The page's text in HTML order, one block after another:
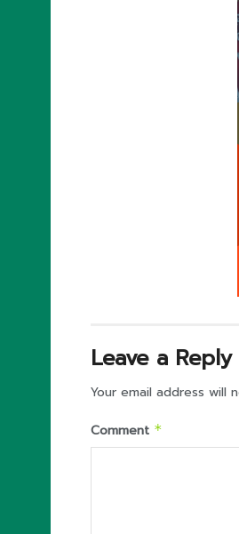
Leave a Reply
Your email address will
Comment *